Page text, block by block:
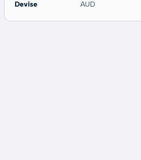
Devise AUD